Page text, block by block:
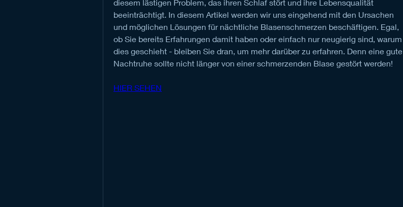
diesem lästigen Problem, das ihren Schlaf stört und ihre Lebensqualität
beeinträchtigt. In diesem Artikel werden wir uns eingehend mit den Ursachen
und möglichen Lösungen für nächtliche Blasenschmerzen beschäftigen. Egal,
ob Sie bereits Erfahrungen damit haben oder einfach nur neugierig sind, warum
dies geschieht - bleiben Sie dran, um mehr darüber zu erfahren. Denn eine gute
Nachtruhe sollte nicht länger von einer schmerzenden Blase gestört werden!
HIER SEHEN